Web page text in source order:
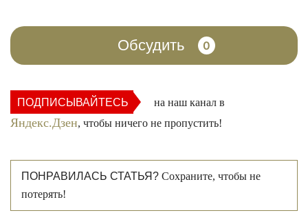
Обсудить 0
ПОДПИСЫВАЙТЕСЬ на наш канал в
Яндекс.Дзен, чтобы ничего не пропустить!
ПОНРАВИЛАСЬ СТАТЬЯ? Сохраните, чтобы не
потерять!